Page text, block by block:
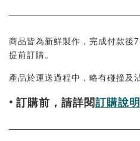
商品皆為新鮮製作， 完成付款後
提前訂購。
產品於運送過程中，略有碰撞及
• 訂購前，請詳閱訂購說明